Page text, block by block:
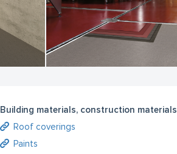
Building materials, construction materials
Roof coverings
Paints